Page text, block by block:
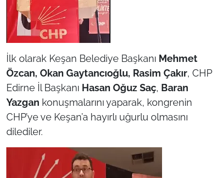
İlk olarak Keşan Belediye Başkanı Mehmet
Özcan, Okan Gaytancıoğlu, Rasim Çakır, CHP
Edirne İl Başkanı Hasan Oğuz Saç, Baran
Yazgan konuşmalarını yaparak, kongrenin
CHP’ye ve Keşan’a hayırlı uğurlu olmasını
dilediler.